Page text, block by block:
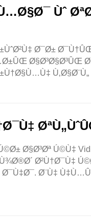
Ùˆ
Ø¯Ø±
Ø§Ø³Ø§Ø³ÛŒ
Ø§Ø³Øª Ú©Ù‡
Ø²Ù†Ø¯Ù‡
Ø¨Ù‡